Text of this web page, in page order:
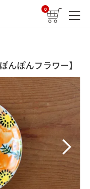
0
んぽんフラワー】